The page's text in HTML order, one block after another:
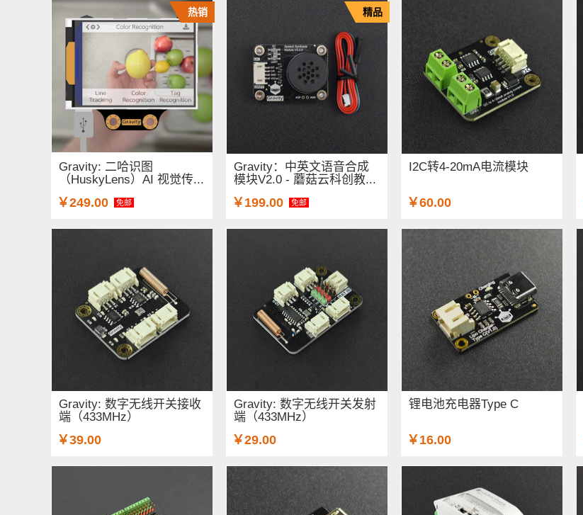
Gravity: 二哈识图
（HuskyLens）AI 视觉传...
￥249.00 免邮
热销
Gravity：中英文语音合成
模块V2.0 - 蘑菇云科创教...
￥199.00 免邮
精品
I2C转4-20mA电流模块
￥60.00
Gravity: 数字无线开关接收
端（433MHz）
￥39.00
Gravity: 数字无线开关发射
端（433MHz）
￥29.00
锂电池充电器Type C
￥16.00